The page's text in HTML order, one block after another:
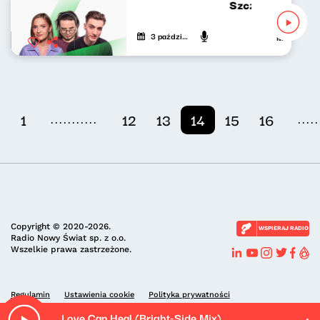
Szczyt
3 października 2024 Mateusz
1 ........... 12 13 14 15 16
Copyright © 2020-2026.
Radio Nowy Świat sp. z o.o.
Wszelkie prawa zastrzeżone.
WSPIERAJ RADIO
Regulamin Ustawienia cookie Polityka prywatności